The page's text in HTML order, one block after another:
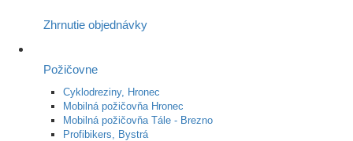
Zhrnutie objednávky
Požičovne
Cyklodreziny, Hronec
Mobilná požičovňa Hronec
Mobilná požičovňa Tále - Brezno
Profibikers, Bystrá